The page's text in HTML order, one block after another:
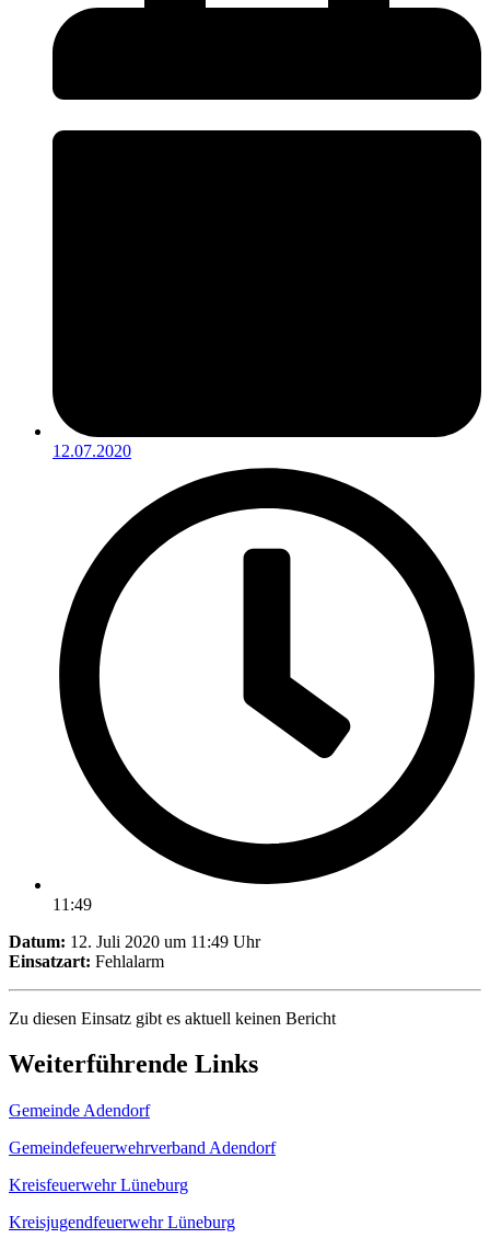
12.07.2020
11:49
Datum: 12. Juli 2020 um 11:49 Uhr
Einsatzart: Fehlalarm
Zu diesen Einsatz gibt es aktuell keinen Bericht
Weiterführende Links
Gemeinde Adendorf
Gemeindefeuerwehrverband Adendorf
Kreisfeuerwehr Lüneburg
Kreisjugendfeuerwehr Lüneburg